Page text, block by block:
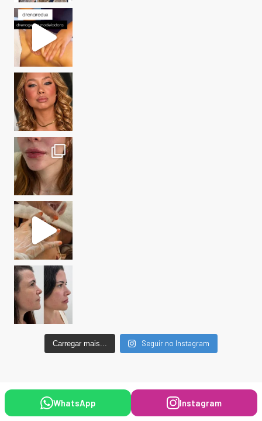
Carregar mais... Seguir no Instagram
WhatsApp Instagram